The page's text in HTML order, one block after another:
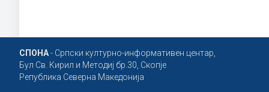
СПОНА- Српски културно-информативен центар,
Бул Св. Кирил и Методиј бр.30, Скопје
Република Северна Македонија